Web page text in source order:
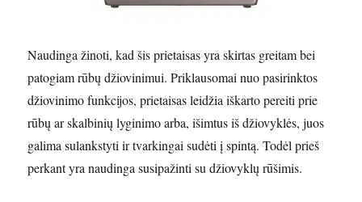
Naudinga žinoti, kad šis prietaisas yra skirtas greitam bei
patogiam rūbų džiovinimui. Priklausomai nuo pasirinktos
džiovinimo funkcijos, prietaisas leidžia iškarto pereiti prie
rūbų ar skalbinių lyginimo arba, išimtus iš džiovyklės, juos
galima sulankstyti ir tvarkingai sudėti į spintą. Todėl prieš
perkant yra naudinga susipažinti su džiovyklų rūšimis.